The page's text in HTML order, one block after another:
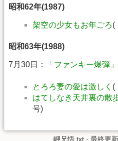
昭和62年(1987)
架空の少女もお年ごろ(
昭和63年(1988)
7月30日： 「ファンキー爆弾
とろろ妻の愛は激しく (
はてしなき天井裏の散
号)
岬兄悟.txt · 最終更